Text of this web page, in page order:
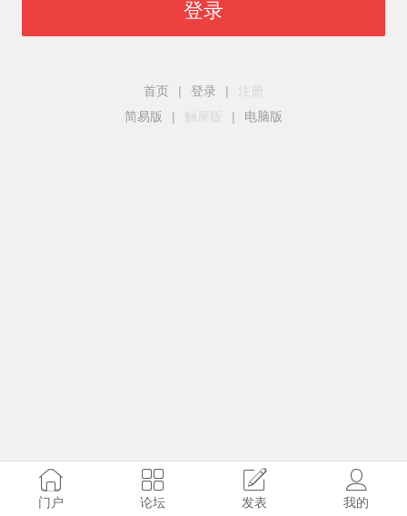
登录
首页 | 登录 |
注册
简易版
| 触屏版 | 电脑版
门户 论坛 发表 我的